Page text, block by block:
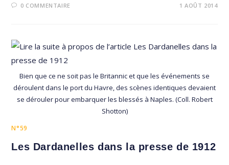
0 COMMENTAIRE 1 AOÛT 2014
Bien que ce ne soit pas le Britannic et que les événements se
déroulent dans le port du Havre, des scènes identiques devaient
se dérouler pour embarquer les blessés à Naples. (Coll. Robert
Shotton)
N°59
Les Dardanelles dans la presse de 1912